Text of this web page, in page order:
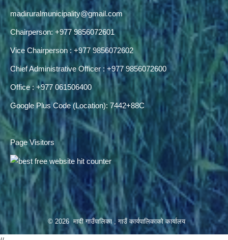
madiruralmunicipality@gmail.com
Chairperson: +977 9856072601
Vice Chairperson : +977 9856072602
Chief Administrative Officer : +977 9856072600
Office : +977 061506400
Google Plus Code (Location): 7442+88C
Page Visitors
© 2026 मादी गाउँपालिका , गाउँ कार्यपालिकाको कार्यालय